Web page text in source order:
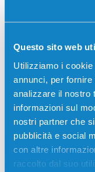
Questo sito web
Utilizziamo i
annunci, per
analizzare il nostro
informazioni sul
nostri partner che
pubblicità e social
con altre
raccolto dal suo
PayPal
Contrassegno
Bonifico
Descrizione